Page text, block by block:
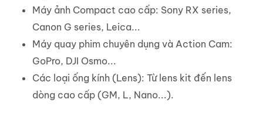
Máy ảnh Compact cao cấp: Sony RX series,
Canon G series, Leica...
Máy quay phim chuyên dụng và Action Cam:
GoPro, DJI Osmo...
Các loại ống kính (Lens): Từ lens kit đến lens
dòng cao cấp (GM, L, Nano...).